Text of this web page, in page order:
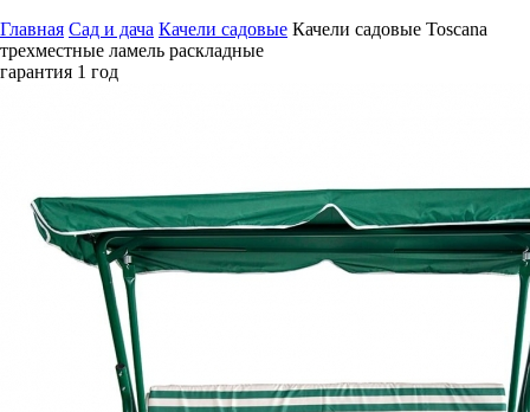
Главная Сад и дача Качели садовые Качели садовые Toscana
трехместные ламель раскладные
гарантия 1 год